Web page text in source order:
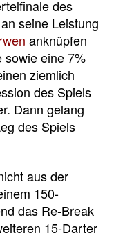
des
seine Leistung
anknüpfen
sowie eine 7%
ziemlich
des Spiels
Dann gelang
des Spiels
aus der
150-
das Re-Break
15-Darter